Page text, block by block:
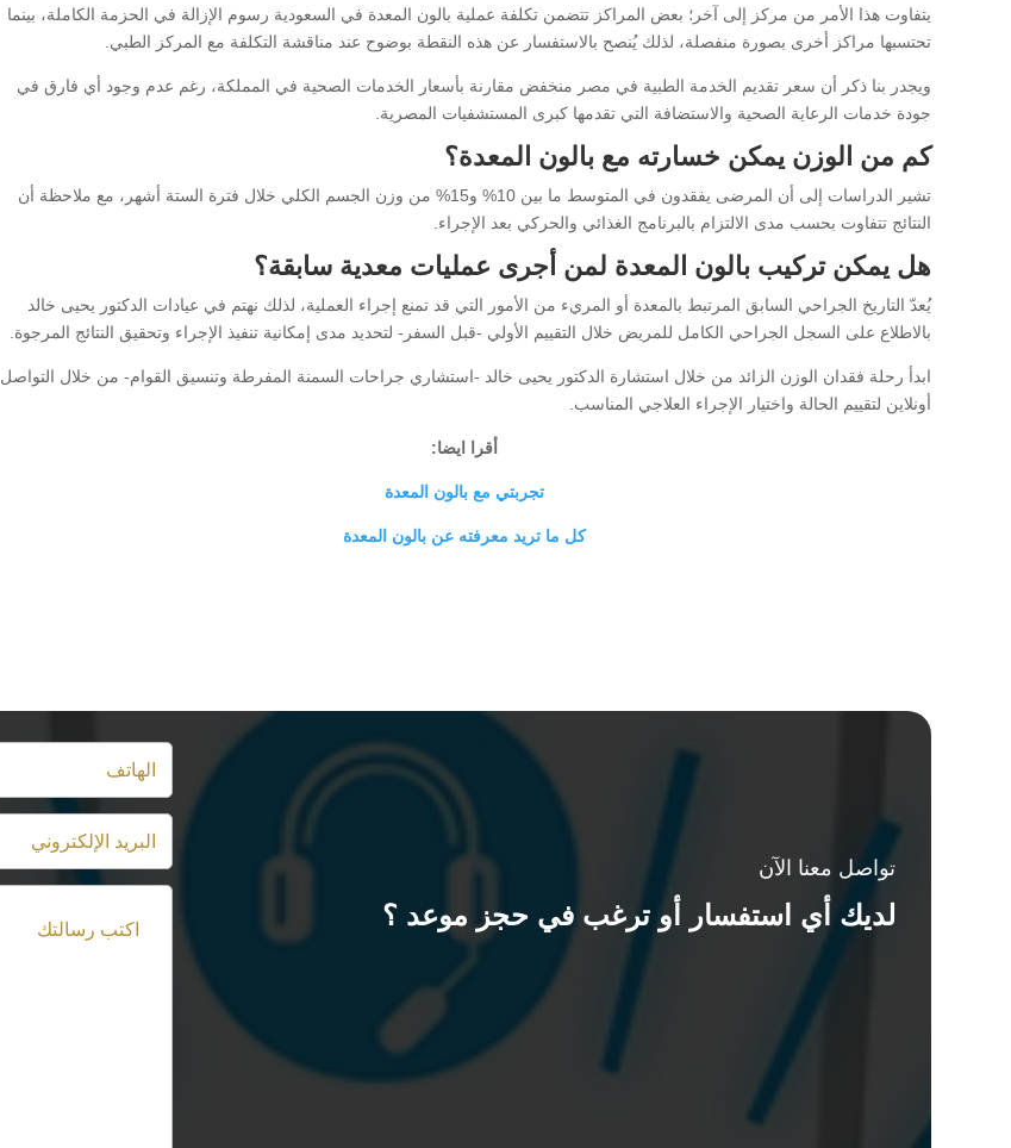
يتفاوت هذا الأمر من مركز إلى آخر؛ بعض المراكز تتضمن تكلفة عملية بالون المعدة في السعودية رسوم الإزالة في الحزمة الكاملة، بينما
تحتسبها مراكز أخرى بصورة منفصلة، لذلك يُنصح بالاستفسار عن هذه النقطة بوضوح عند مناقشة التكلفة مع المركز الطبي.
ويجدر بنا ذكر أن سعر تقديم الخدمة الطبية في مصر منخفض مقارنة بأسعار الخدمات الصحية في المملكة، رغم عدم وجود أي فارق في
جودة خدمات الرعاية الصحية والاستضافة التي تقدمها كبرى المستشفيات المصرية.
كم من الوزن يمكن خسارته مع بالون المعدة؟
تشير الدراسات إلى أن المرضى يفقدون في المتوسط ما بين 10% و15% من وزن الجسم الكلي خلال فترة الستة أشهر، مع ملاحظة أن
النتائج تتفاوت بحسب مدى الالتزام بالبرنامج الغذائي والحركي بعد الإجراء.
هل يمكن تركيب بالون المعدة لمن أجرى عمليات معدية سابقة؟
يُعدّ التاريخ الجراحي السابق المرتبط بالمعدة أو المريء من الأمور التي قد تمنع إجراء العملية، لذلك نهتم في عيادات الدكتور يحيى خالد
بالاطلاع على السجل الجراحي الكامل للمريض خلال التقييم الأولي -قبل السفر- لتحديد مدى إمكانية تنفيذ الإجراء وتحقيق النتائج المرجوة.
ابدأ رحلة فقدان الوزن الزائد من خلال استشارة الدكتور يحيى خالد -استشاري جراحات السمنة المفرطة وتنسيق القوام- من خلال التواصل
أونلاين لتقييم الحالة واختيار الإجراء العلاجي المناسب.
أقرا ايضا:
تجربتي مع بالون المعدة
كل ما تريد معرفته عن بالون المعدة
تواصل معنا الآن
لديك أي استفسار أو ترغب في حجز موعد ؟